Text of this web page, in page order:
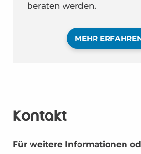
beraten werden.
MEHR
Kontakt
Für weitere Informationen